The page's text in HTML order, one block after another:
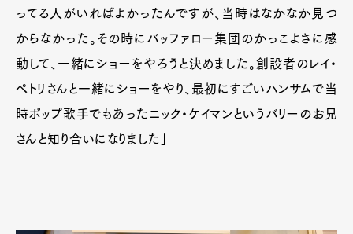
ってる人がいればよかったんですが、当時はなかなか見つ
からなかった。その時にバッファロー集団のかっこよさに感
動して、一緒にショーをやろうと決めました。創設者のレイ・
ペトリさんと一緒にショーをやり、最初にすごいハンサムで当
時ポップ歌手でもあったニック・ケイマンというバリーのお兄
さんと知り合いになりました」